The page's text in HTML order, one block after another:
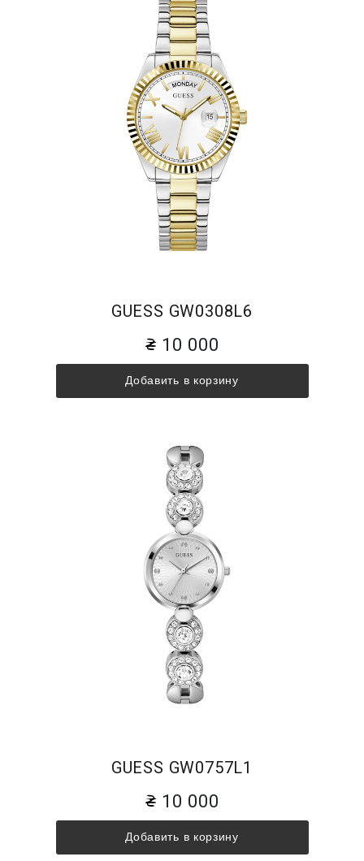
GUESS GW0308L6
10 000
Добавить в корзину
GUESS GW0757L1
10 000
Добавить в корзину